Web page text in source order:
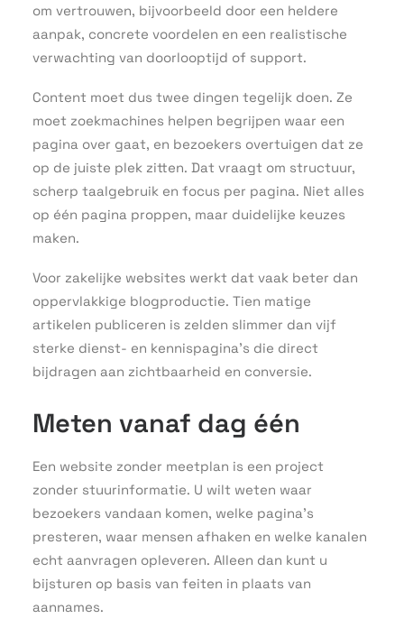
om vertrouwen, bijvoorbeeld door een heldere
aanpak, concrete voordelen en een realistische
verwachting van doorlooptijd of support.
Content moet dus twee dingen tegelijk doen. Ze
moet zoekmachines helpen begrijpen waar een
pagina over gaat, en bezoekers overtuigen dat ze
op de juiste plek zitten. Dat vraagt om structuur,
scherp taalgebruik en focus per pagina. Niet alles
op één pagina proppen, maar duidelijke keuzes
maken.
Voor zakelijke websites werkt dat vaak beter dan
oppervlakkige blogproductie. Tien matige
artikelen publiceren is zelden slimmer dan vijf
sterke dienst- en kennispagina’s die direct
bijdragen aan zichtbaarheid en conversie.
Meten vanaf dag één
Een website zonder meetplan is een project
zonder stuurinformatie. U wilt weten waar
bezoekers vandaan komen, welke pagina’s
presteren, waar mensen afhaken en welke kanalen
echt aanvragen opleveren. Alleen dan kunt u
bijsturen op basis van feiten in plaats van
aannames.